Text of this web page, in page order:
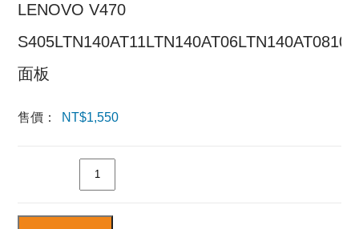
LENOVO V470
S405LTN140AT11LTN140AT06LTN140AT0810
面板
售價： NT$1,550